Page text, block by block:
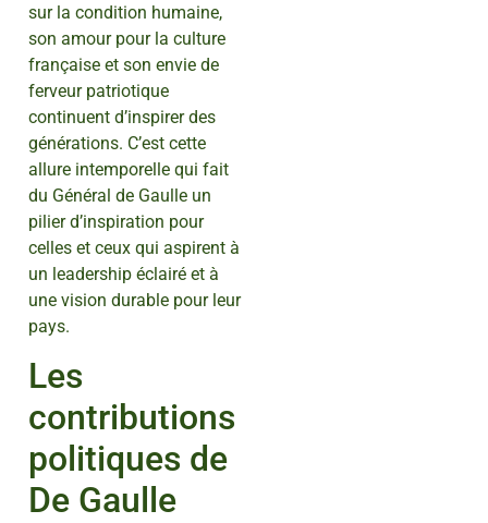
sur la condition humaine,
son amour pour la culture
française et son envie de
ferveur patriotique
continuent d’inspirer des
générations. C’est cette
allure intemporelle qui fait
du Général de Gaulle un
pilier d’inspiration pour
celles et ceux qui aspirent à
un leadership éclairé et à
une vision durable pour leur
pays.
Les
contributions
politiques de
De Gaulle